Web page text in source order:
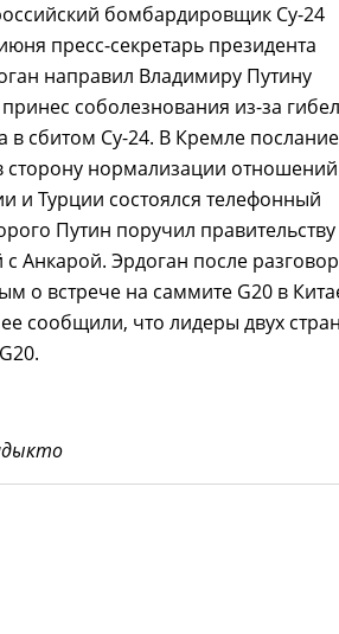
бомбардировщик Су-24
пресс-секретарь президента
направил Владимиру Путину
соболезнования из-за
в сбитом Су-24. В Кремле послание
нормализации
и Турции состоялся телефонный
Путин поручил правительству
Анкарой. Эрдоган после
о встрече на саммите G20 в
сообщили, что лидеры двух